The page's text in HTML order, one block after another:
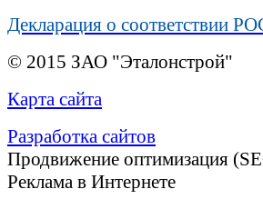
Декларация о соответствии
© 2015 ЗАО "Эталонстрой"
Карта сайта
Разработка сайтов
Продвижение оптимизация
Реклама в Интернете